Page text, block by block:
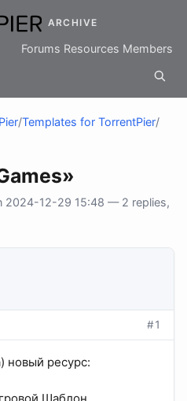
ARCHIVE
Forums Resources Members
/Templates for TorrentPier/
2024-12-29 15:48 — 2 replies,
#1
новый ресурс: